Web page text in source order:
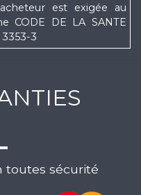
est exigée au
CODE DE LA SANTE
3353-3
toutes sécurité